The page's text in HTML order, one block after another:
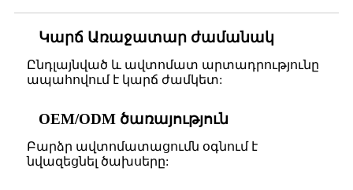
Կարճ Առաջատար ժամանակ
Ընդլայնված և ավտոմատ արտադրությունը
ապահովում է կարճ ժամկետ:
OEM/ODM ծառայություն
Բարձր ավտոմատացումն օգնում է
նվազեցնել ծախսերը: